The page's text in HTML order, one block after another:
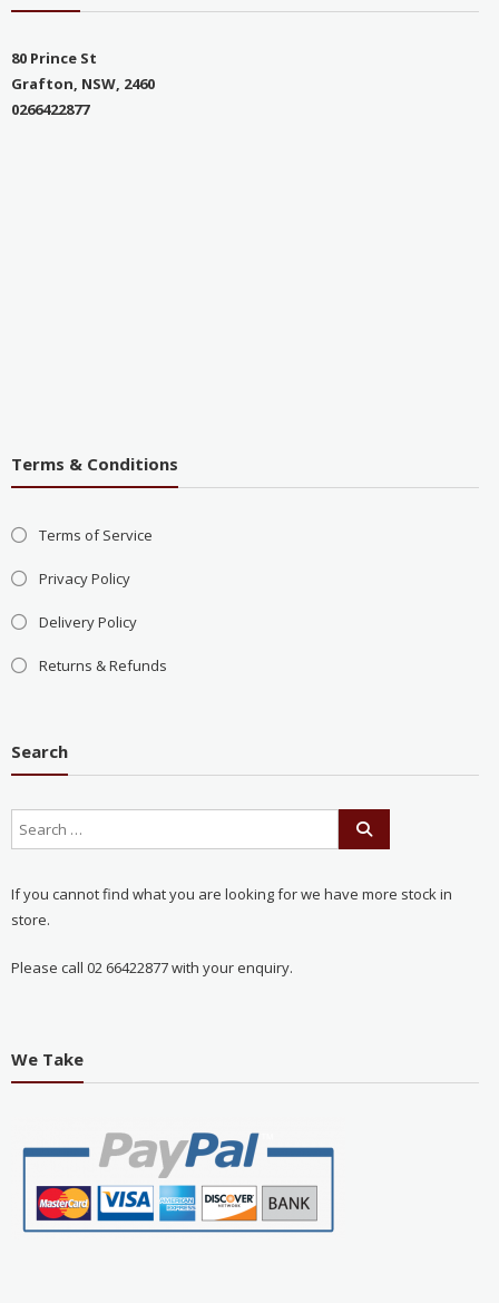
80 Prince St
Grafton, NSW, 2460
0266422877
Terms & Conditions
Terms of Service
Privacy Policy
Delivery Policy
Returns & Refunds
Search
If you cannot find what you are looking for we have more stock in
store.
Please call 02 66422877 with your enquiry.
We Take